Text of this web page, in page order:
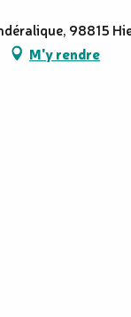
98815
M'y rendre